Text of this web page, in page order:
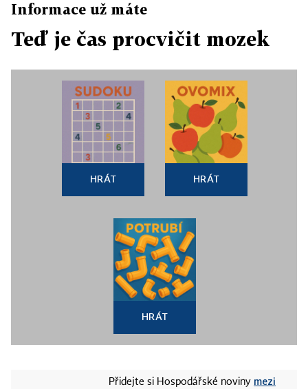
Informace už máte
Teď je čas procvičit mozek
HRÁT HRÁT
HRÁT
Přidejte si Hospodářské noviny mezi